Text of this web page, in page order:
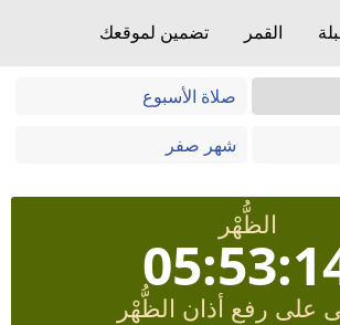
القمر تضمين لموقعك
صلاة الأسبوع
شهر صفر
الظُّهْر
على رفع أذان الظُّهْر